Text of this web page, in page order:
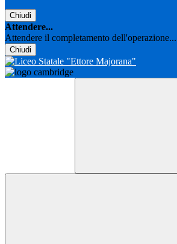
Chiudi
Attendere...
Attendere il completamento dell'operazione...
Chiudi